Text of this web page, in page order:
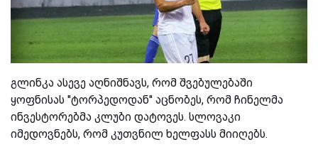
გლინკა ასევე აღნიშნავს, რომ შვებულებაში
ყოფნისას ''ტორპედოდან'' აცნობეს, რომ ჩინელმა
ინვესტორებმა კლუბი დატოვეს. სლოვაკი
იმედოვნებს, რომ კუთვნილ ხელფასს მიიღებს.